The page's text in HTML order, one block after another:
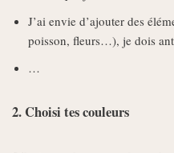
J’ai envie d’ajouter des
poisson, fleurs…), je dois
…
2. Choisi tes couleurs